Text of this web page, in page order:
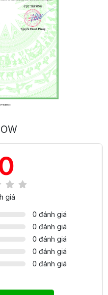
giá
0 đánh giá
0 đánh giá
0 đánh giá
0 đánh giá
0 đánh giá